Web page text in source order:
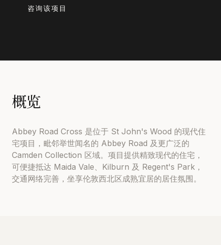
咨询该项目
概览
Abbey Road Cross 是位于 St John's Wood 的现代住
宅项目，毗邻举世闻名的 Abbey Road 及更广泛的
Camden Collection 区域。项目提供精致现代的住宅，
可便捷抵达 Maida Vale、Kilburn 及 Regent's Park，
交通网络完善，坐享伦敦西北区成熟宜居的居住氛围。